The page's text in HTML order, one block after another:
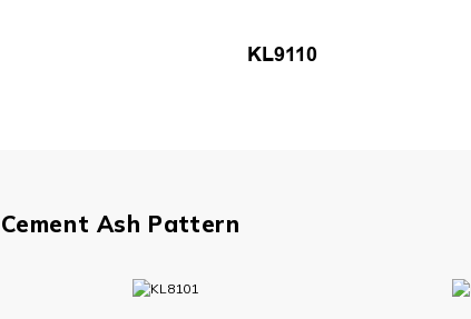
KL9110
Cement Ash Pattern